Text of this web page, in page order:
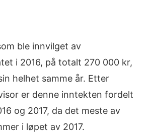
ble innvilget av
i 2016, på totalt 270 000 kr,
helhet samme år. Etter
er denne inntekten fordelt
og 2017, da det meste av
i løpet av 2017.